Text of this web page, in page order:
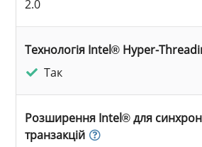
2.0
Технологія Intel® Hyper-
Так
Розширення Intel® для
транзакцій